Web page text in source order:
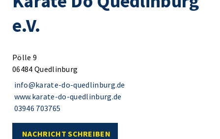
e.V.
Pölle 9
06484 Quedlinburg
info@karate-do-quedlinburg.de
www.karate-do-quedlinburg.de
03946 703765
NACHRICHT SCHREIBEN